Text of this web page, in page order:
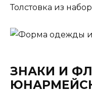
Толстовка из
ЗНАКИ И